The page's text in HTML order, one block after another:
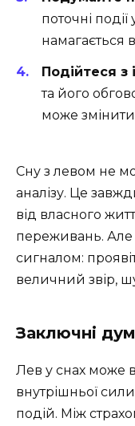
поточні
намагається
Подійтеся з
та його
може
Сну з левом не
аналізу. Це
від власного
переживань.
сигналом:
величний звір,
Заключні
Лев у снах може
внутрішньої
подій. Між